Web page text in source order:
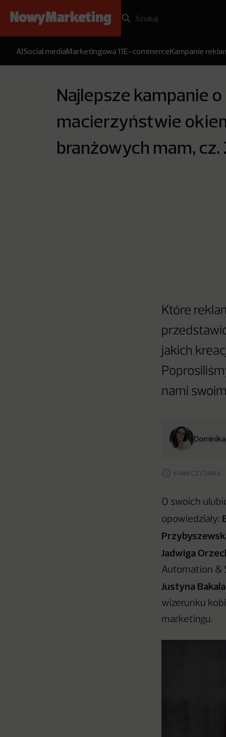
AISocial mediaMarketingowa 11E-commerceKampanie
Najlepsze kampanie o
macierzyństwie
branżowych mam, cz.
Które
jakich
nami
6 MIN CZYTANIA
O swoich
opowiedziały:
Jadwiga
Automation &
Justyna
wizerunku
marketingu.